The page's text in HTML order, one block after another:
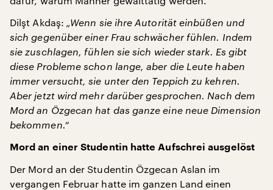
Dilşt Akdaş: „Wenn sie ihre Autorität einbüßen und
sich gegenüber einer Frau schwächer fühlen. Indem
sie zuschlagen, fühlen sie sich wieder stark. Es gibt
diese Probleme schon lange, aber die Leute haben
immer versucht, sie unter den Teppich zu kehren.
Aber jetzt wird mehr darüber gesprochen. Nach dem
Mord an Özgecan hat das ganze eine neue Dimension
bekommen.“
Mord an einer Studentin hatte Aufschrei ausgelöst
Der Mord an der Studentin Özgecan Aslan im
vergangen Februar hatte im ganzen Land einen